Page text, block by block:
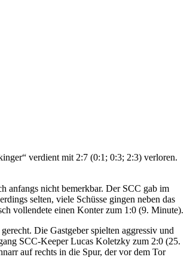
verdient mit 2:7 (0:1; 0:3; 2:3) verloren.
anfangs nicht bemerkbar. Der SCC gab im
selten, viele Schüsse gingen neben das
vollendete einen Konter zum 1:0 (9. Minute).
Die Gastgeber spielten aggressiv und
SCC-Keeper Lucas Koletzky zum 2:0 (25.
auf rechts in die Spur, der vor dem Tor